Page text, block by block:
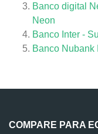
Banco digital
Neon
Banco Inter -
Banco Nubank
COMPARE PARA